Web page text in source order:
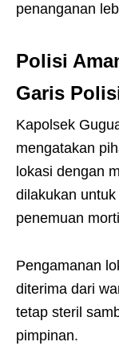
penanganan
Polisi
Garis
Kapolsek
mengatakan
lokasi dengan
dilakukan
penemuan
Pengamanan
diterima dari
tetap steril
pimpinan.